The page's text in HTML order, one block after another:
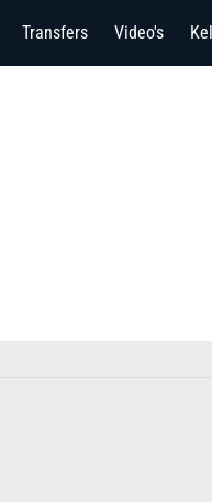
Transfers Video's